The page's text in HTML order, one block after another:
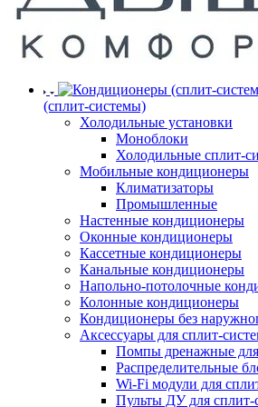
(сплит-системы)
Холодильные установки
Моноблоки
Холодильные сплит-
Мобильные кондиционеры
Климатизаторы
Промышленные
Настенные кондиционеры
Оконные кондиционеры
Кассетные кондиционеры
Канальные кондиционеры
Напольно-потолочные
Колонные кондиционеры
Кондиционеры без
Аксессуары для сплит-
Помпы дренажные для
Распределительные
Wi-Fi модули для
Пульты ДУ для сплит-